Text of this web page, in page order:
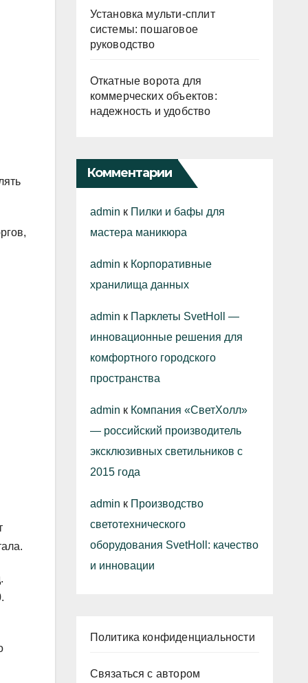
Установка мульти-сплит
системы: пошаговое
руководство
Откатные ворота для
коммерческих объектов:
надежность и удобство
Комментарии
admin к Пилки и бафы для
мастера маникюра
admin к Корпоративные
хранилища данных
admin к Парклеты SvetHoll —
инновационные решения для
комфортного городского
пространства
admin к Компания «СветХолл»
— российский производитель
эксклюзивных светильников с
2015 года
admin к Производство
светотехнического
оборудования SvetHoll: качество
и инновации
Политика конфиденциальности
Связаться с автором